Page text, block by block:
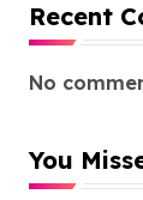
Recent
No
You